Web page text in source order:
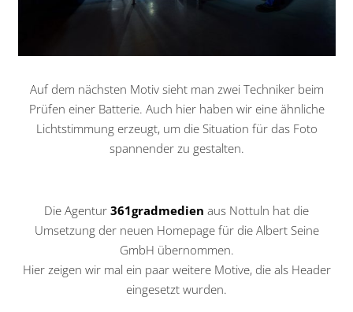
Auf dem nächsten Motiv sieht man zwei Techniker beim
Prüfen einer Batterie. Auch hier haben wir eine ähnliche
Lichtstimmung erzeugt, um die Situation für das Foto
spannender zu gestalten.
Die Agentur 361gradmedien aus Nottuln hat die
Umsetzung der neuen Homepage für die Albert Seine
GmbH übernommen.
Hier zeigen wir mal ein paar weitere Motive, die als Header
eingesetzt wurden.